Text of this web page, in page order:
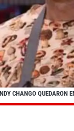
CHANGO QUEDARON